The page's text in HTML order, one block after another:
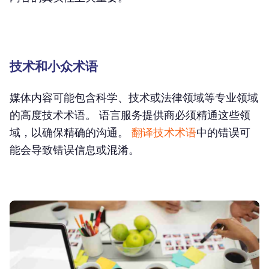
技术和小众术语
媒体内容可能包含科学、技术或法律领域等专业领域
的高度技术术语。 语言服务提供商必须精通这些领
域，以确保精确的沟通。 翻译技术术语中的错误可
能会导致错误信息或混淆。